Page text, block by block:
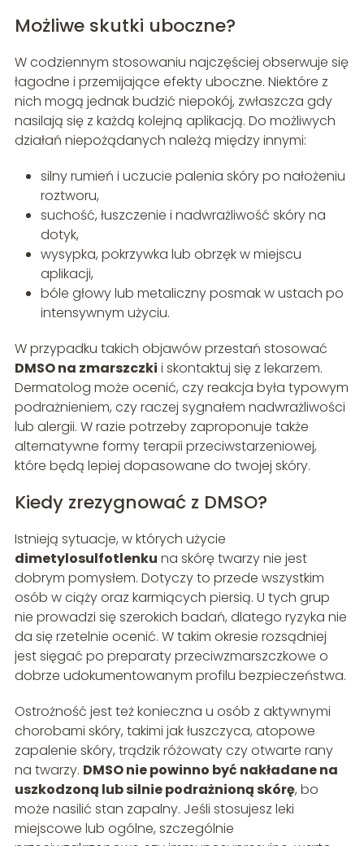
Możliwe skutki uboczne?
W codziennym stosowaniu najczęściej obserwuje się
łagodne i przemijające efekty uboczne. Niektóre z
nich mogą jednak budzić niepokój, zwłaszcza gdy
nasilają się z każdą kolejną aplikacją. Do możliwych
działań niepożądanych należą między innymi:
silny rumień i uczucie palenia skóry po nałożeniu
roztworu,
suchość, łuszczenie i nadwrażliwość skóry na
dotyk,
wysypka, pokrzywka lub obrzęk w miejscu
aplikacji,
bóle głowy lub metaliczny posmak w ustach po
intensywnym użyciu.
W przypadku takich objawów przestań stosować
DMSO na zmarszczki i skontaktuj się z lekarzem.
Dermatolog może ocenić, czy reakcja była typowym
podrażnieniem, czy raczej sygnałem nadwrażliwości
lub alergii. W razie potrzeby zaproponuje także
alternatywne formy terapii przeciwstarzeniowej,
które będą lepiej dopasowane do twojej skóry.
Kiedy zrezygnować z DMSO?
Istnieją sytuacje, w których użycie
dimetylosulfotlenku na skórę twarzy nie jest
dobrym pomysłem. Dotyczy to przede wszystkim
osób w ciąży oraz karmiących piersią. U tych grup
nie prowadzi się szerokich badań, dlatego ryzyka nie
da się rzetelnie ocenić. W takim okresie rozsądniej
jest sięgać po preparaty przeciwzmarszczkowe o
dobrze udokumentowanym profilu bezpieczeństwa.
Ostrożność jest też konieczna u osób z aktywnymi
chorobami skóry, takimi jak łuszczyca, atopowe
zapalenie skóry, trądzik różowaty czy otwarte rany
na twarzy. DMSO nie powinno być nakładane na
uszkodzoną lub silnie podrażnioną skórę, bo
może nasilić stan zapalny. Jeśli stosujesz leki
miejscowe lub ogólne, szczególnie